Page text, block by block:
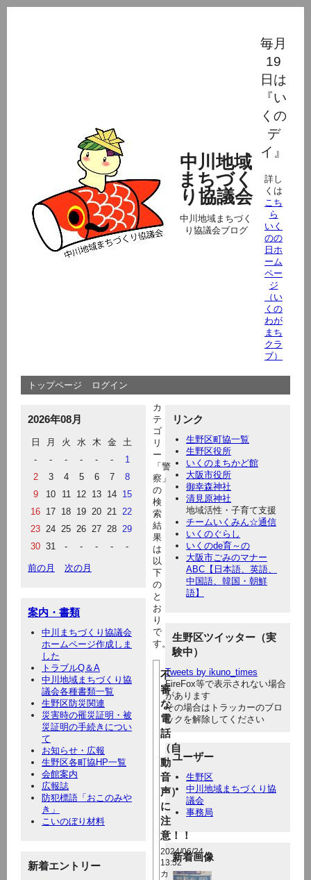
中川地域
まちづく
り協議会
中川地域まちづく
り協議会ブログ
毎月
19
日は
『い
くの
デ
イ』
詳し
くは
こち
ら
いく
のの
日ホ
ーム
ペー
ジ
（い
くの
わが
まち
クラ
ブ）
トップページ ログイン
2026年08月
日 月 火 水 木 金
土
-
- - - - -
1
2
3 4 5 6 7
8
9
10 11 12 13 14 15
16 17 18 19 20 21 22
23 24 25 26 27 28 29
30 31 - - - - -
前の月 次の月
案内・書類
中川まちづくり協議会
ホームページ作成しま
した
トラブルQ＆A
中川地域まちづくり協
議会各種書類一覧
生野区防災関連
災害時の罹災証明・被
災証明の手続きについ
て
お知らせ・広報
生野区各町協HP一覧
会館案内
広報誌
防犯標語「おこのみや
き」
こいのぼり材料
新着エントリー
リンク
生野区町協一覧
生野区役所
いくのまちかど館
大阪市役所
御幸森神社
清見原神社
地域活性・子育て支援
チームいくみん☆通信
いくのぐらし
いくのde育～の
大阪市ごみのマナー
ABC【日本語、英語、
中国語、韓国・朝鮮
語】
生野区ツイッター（実
験中）
Tweets by ikuno_times
FireFox等で表示されない場合
があります
その場合はトラッカーのブロ
ックを解除してください
ユーザー
生野区
中川地域まちづくり協
議会
事務局
新着画像
カ
テ
ゴ
リ
ー
「警
察」
の
検
索
結
果
は
以
下
の
と
お
り
で
す。
不
審
な
電
話
（自
動
音
声）
に
注
意！！
2024/06/24
13:52
カ